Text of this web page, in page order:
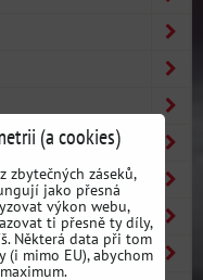
(a cookies)
zbytečných záseků,
jako přesná
výkon webu,
ti přesně ty díly,
Některá data při tom
mimo EU), abychom